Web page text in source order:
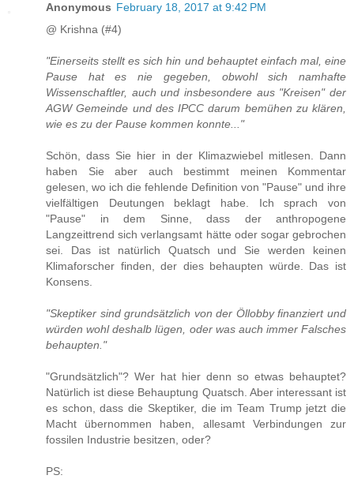
Anonymous February 18, 2017 at 9:42 PM
@ Krishna (#4)
"Einerseits stellt es sich hin und behauptet einfach mal, eine
Pause hat es nie gegeben, obwohl sich namhafte
Wissenschaftler, auch und insbesondere aus "Kreisen" der
AGW Gemeinde und des IPCC darum bemühen zu klären,
wie es zu der Pause kommen konnte..."
Schön, dass Sie hier in der Klimazwiebel mitlesen. Dann
haben Sie aber auch bestimmt meinen Kommentar
gelesen, wo ich die fehlende Definition von "Pause" und ihre
vielfältigen Deutungen beklagt habe. Ich sprach von
"Pause" in dem Sinne, dass der anthropogene
Langzeittrend sich verlangsamt hätte oder sogar gebrochen
sei. Das ist natürlich Quatsch und Sie werden keinen
Klimaforscher finden, der dies behaupten würde. Das ist
Konsens.
"Skeptiker sind grundsätzlich von der Öllobby finanziert und
würden wohl deshalb lügen, oder was auch immer Falsches
behaupten."
"Grundsätzlich"? Wer hat hier denn so etwas behauptet?
Natürlich ist diese Behauptung Quatsch. Aber interessant ist
es schon, dass die Skeptiker, die im Team Trump jetzt die
Macht übernommen haben, allesamt Verbindungen zur
fossilen Industrie besitzen, oder?
PS: